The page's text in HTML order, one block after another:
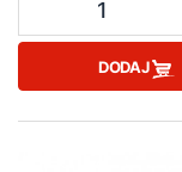
1
DODAJ